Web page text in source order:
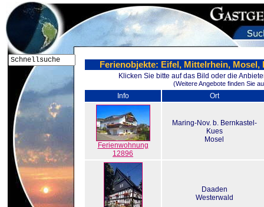
Ferienobjekte: Eifel, Mittelrhein,
Klicken Sie bitte auf das Bild oder die
(Weitere Angebote finden Sie
Info Ort
Ferienwohnung
12896
Maring-Nov. b. Bernkastel-
Kues
Mosel
Daaden
Westerwald